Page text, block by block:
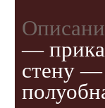
—
стену —